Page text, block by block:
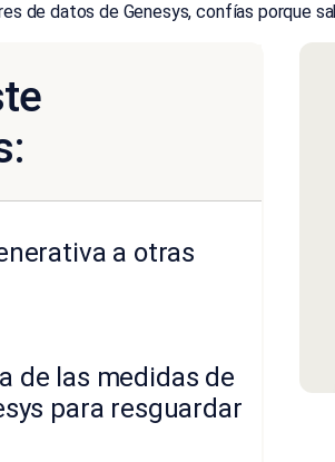
de datos de Genesys, confías porque
a otras
de las medidas de
para resguardar